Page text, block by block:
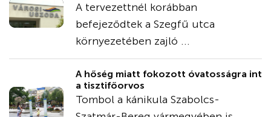
A tervezettnél korábban
befejeződtek a Szegfű utca
környezetében zajló ...
A hőség miatt fokozott óvatosságra int
a tisztifőorvos
Tombol a kánikula Szabolcs-